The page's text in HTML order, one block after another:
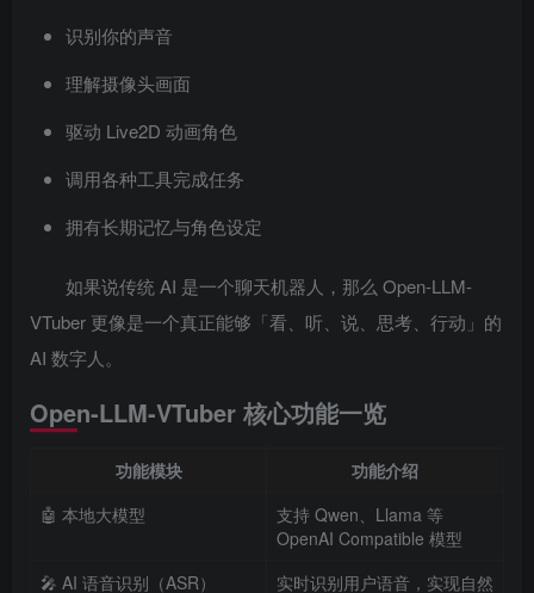
识别你的声音
理解摄像头画面
驱动 Live2D 动画角色
调用各种工具完成任务
拥有长期记忆与角色设定
如果说传统 AI 是一个聊天机器人，那么 Open-LLM-
VTuber 更像是一个真正能够「看、听、说、思考、行动」的
AI 数字人。
Open-LLM-VTuber 核心功能一览
功能模块
功能介绍
🤖 本地大模型
支持 Qwen、Llama 等
OpenAI Compatible 模型
🎤 AI 语音识别（ASR）
实时识别用户语音，实现自然